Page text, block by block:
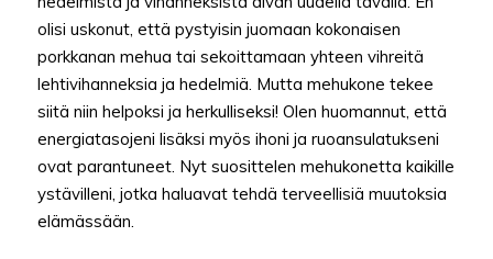
olisi uskonut, että pystyisin juomaan kokonaisen
porkkanan mehua tai sekoittamaan yhteen vihreitä
lehtivihanneksia ja hedelmiä. Mutta mehukone tekee
siitä niin helpoksi ja herkulliseksi! Olen huomannut, että
energiatasojeni lisäksi myös ihoni ja ruoansulatukseni
ovat parantuneet. Nyt suosittelen mehukonetta kaikille
ystävilleni, jotka haluavat tehdä terveellisiä muutoksia
elämässään.